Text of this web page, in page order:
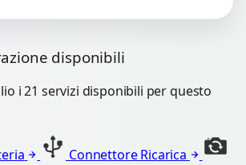
disponibili
i 21 servizi disponibili per questo
Connettore Ricarica